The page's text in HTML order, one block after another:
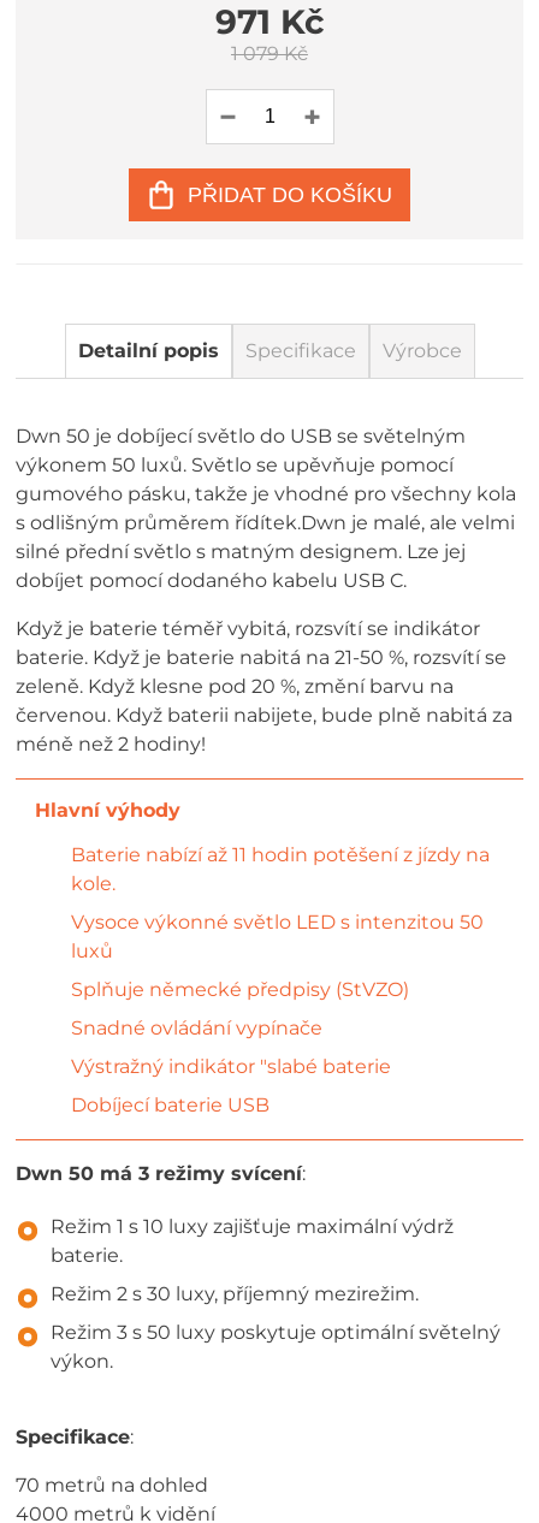
971 Kč
1 079 Kč
PŘIDAT DO KOŠÍKU
Detailní popis Specifikace Výrobce
Dwn 50 je dobíjecí světlo do USB se světelným
výkonem 50 luxů. Světlo se upěvňuje pomocí
gumového pásku, takže je vhodné pro všechny kola
s odlišným průměrem řídítek.Dwn je malé, ale velmi
silné přední světlo s matným designem. Lze jej
dobíjet pomocí dodaného kabelu USB C.
Když je baterie téměř vybitá, rozsvítí se indikátor
baterie. Když je baterie nabitá na 21-50 %, rozsvítí se
zeleně. Když klesne pod 20 %, změní barvu na
červenou. Když baterii nabijete, bude plně nabitá za
méně než 2 hodiny!
Baterie nabízí až 11 hodin potěšení z jízdy na
kole.
Vysoce výkonné světlo LED s intenzitou 50
luxů
Splňuje německé předpisy (StVZO)
Snadné ovládání vypínače
Výstražný indikátor "slabé baterie
Dobíjecí baterie USB
Dwn 50 má 3 režimy svícení:
Režim 1 s 10 luxy zajišťuje maximální výdrž
baterie.
Režim 2 s 30 luxy, příjemný mezirežim.
Režim 3 s 50 luxy poskytuje optimální světelný
výkon.
Specifikace:
70 metrů na dohled
4000 metrů k vidění